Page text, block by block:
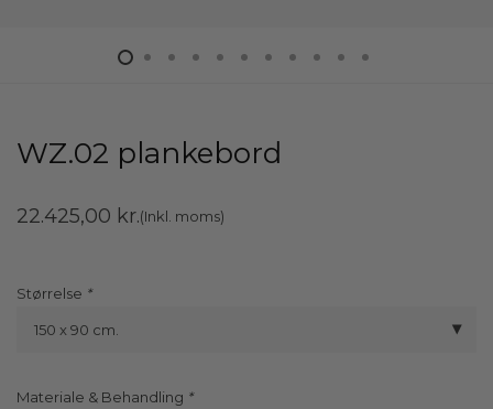
WZ.02 plankebord
22.425,00 kr.(Inkl. moms)
Størrelse
150 x 90 cm.
Materiale & Behandling